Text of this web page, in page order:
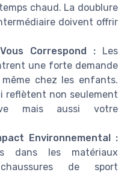
chaud. La doublure
doivent offrir
Correspond : Les
une forte demande
chez les enfants.
reflètent non seulement
mais aussi votre
Environnemental :
dans les matériaux
de sport